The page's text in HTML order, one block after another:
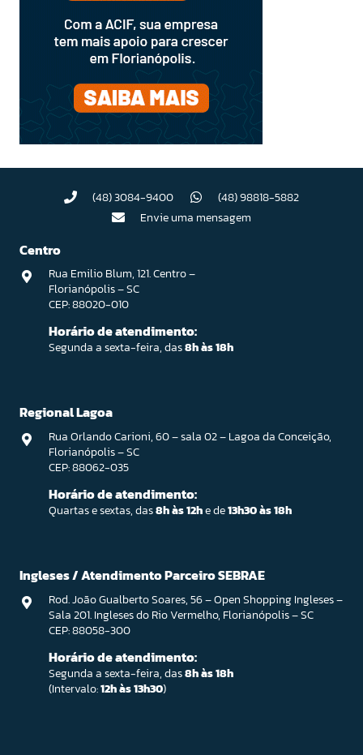
(48) 3084-9400
(48) 98818-5882
Envie uma mensagem
Centro
Rua Emilio Blum, 121. Centro –
Florianópolis – SC
CEP: 88020-010
Horário de atendimento:
Segunda a sexta-feira, das8h às 18h
Regional Lagoa
Rua Orlando Carioni, 60 – sala 02 – Lagoa da Conceição,
Florianópolis – SC
CEP: 88062-035
Horário de atendimento:
Quartas e sextas, das8h às 12he de13h30 às 18h
Ingleses / Atendimento Parceiro SEBRAE
Rod. João Gualberto Soares, 56 – Open Shopping Ingleses –
Sala 201. Ingleses do Rio Vermelho, Florianópolis – SC
CEP: 88058-300
Horário de atendimento:
Segunda a sexta-feira, das8h às 18h
(Intervalo:12h às 13h30)